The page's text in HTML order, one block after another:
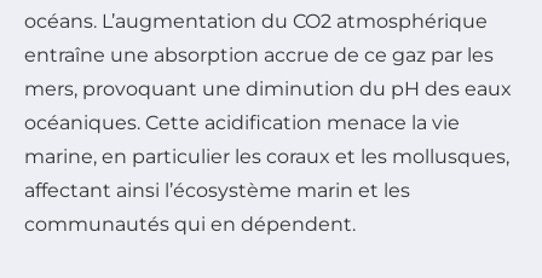
océans. L’augmentation du CO2 atmosphérique
entraîne une absorption accrue de ce gaz par les
mers, provoquant une diminution du pH des eaux
océaniques. Cette acidification menace la vie
marine, en particulier les coraux et les mollusques,
affectant ainsi l’écosystème marin et les
communautés qui en dépendent.